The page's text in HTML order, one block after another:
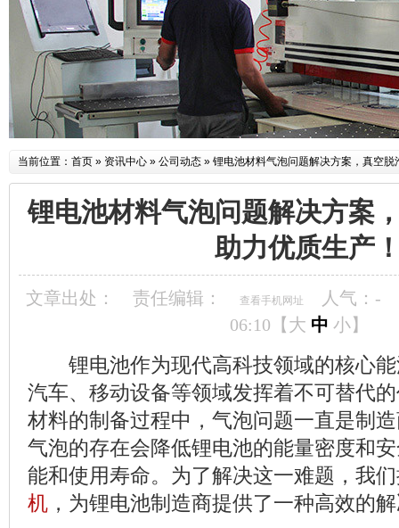
当前位置： 首页 » 资讯中心 » 公司动态 » 锂电池材料气泡问题解决方案，真空
锂电池材料气泡问题解决方案
助力优质生产
文章出处： 责任编辑： 查看手机网址 人气： -
06:10【 大 中 小】
锂电池作为现代高科技领域的核心能
汽车、移动设备等领域发挥着不可替代
材料的制备过程中，气泡问题一直是制
气泡的存在会降低锂电池的能量密度和
能和使用寿命。为了解决这一难题，我
机 ，为锂电池制造商提供了一种高效的